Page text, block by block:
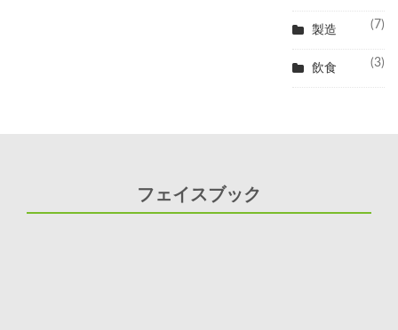
製造 (7)
飲食 (3)
フェイスブック